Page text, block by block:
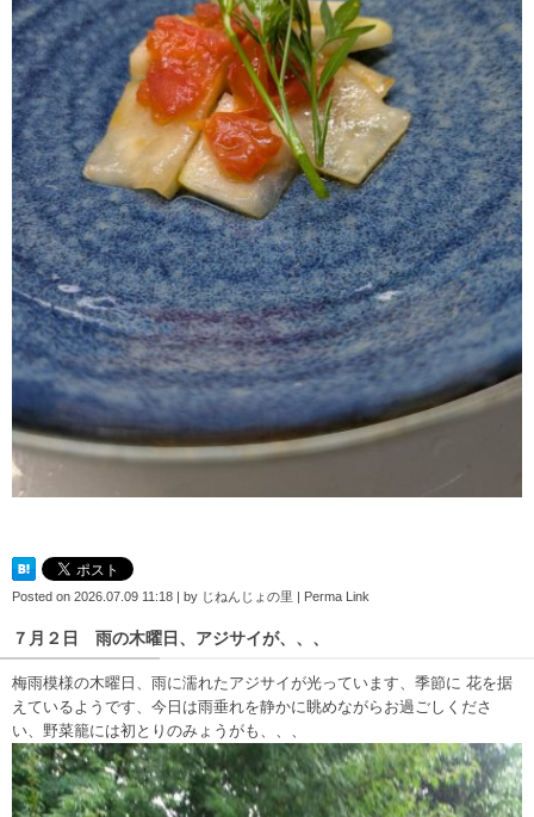
Posted on 2026.07.09 11:18 | by じねんじょの里 | Perma Link
７月２日 雨の木曜日、アジサイが、、、
梅雨模様の木曜日、雨に濡れたアジサイが光っています、季節に 花を据
えているようです、今日は雨垂れを静かに眺めながらお過ごしくださ
い、野菜籠には初とりのみょうがも、、、